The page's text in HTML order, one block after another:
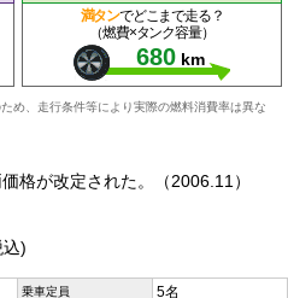
満タンでどこまで走る？
（燃費×タンク容量）
680 km
め、走行条件等により実際の燃料消費率は異な
格が改定された。（2006.11）
)
乗車定員 5名